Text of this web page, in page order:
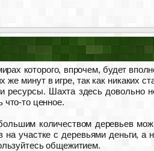
которого, впрочем, будет
минут в игре, так как никаких
ресурсы. Шахта здесь довольно
что-то ценное.
количеством деревьев
на участке с деревьями деньги, а
общежитием.